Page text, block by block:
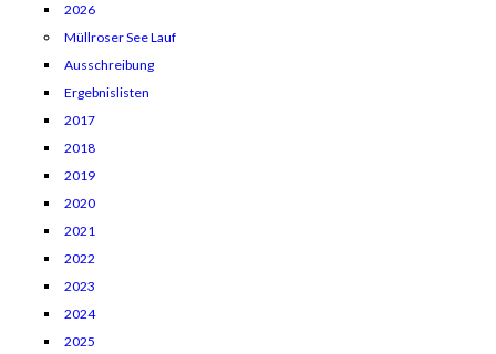
2026
Müllroser See Lauf
Ausschreibung
Ergebnislisten
2017
2018
2019
2020
2021
2022
2023
2024
2025